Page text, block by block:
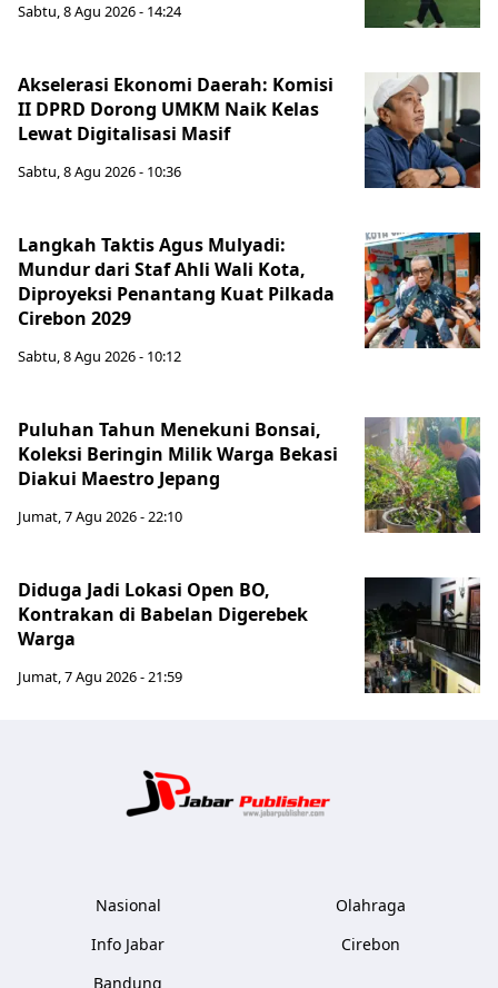
Sabtu, 8 Agu 2026 - 14:24
Akselerasi Ekonomi Daerah: Komisi
II DPRD Dorong UMKM Naik Kelas
Lewat Digitalisasi Masif
Sabtu, 8 Agu 2026 - 10:36
Langkah Taktis Agus Mulyadi:
Mundur dari Staf Ahli Wali Kota,
Diproyeksi Penantang Kuat Pilkada
Cirebon 2029
Sabtu, 8 Agu 2026 - 10:12
Puluhan Tahun Menekuni Bonsai,
Koleksi Beringin Milik Warga Bekasi
Diakui Maestro Jepang
Jumat, 7 Agu 2026 - 22:10
Diduga Jadi Lokasi Open BO,
Kontrakan di Babelan Digerebek
Warga
Jumat, 7 Agu 2026 - 21:59
Nasional
Info Jabar
Bandung
Olahraga
Cirebon